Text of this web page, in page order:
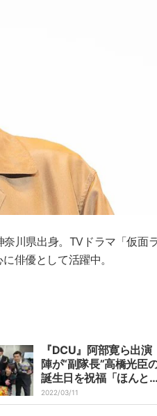
奈川県出身。TVドラマ「仮面
俳優として活躍中。
『DCU』阿部寛ら出演
陣が“副隊長”高橋光臣
誕生日を祝福「ほんとい
いチーム」「笑顔が素
敵」の声
2022/03/11